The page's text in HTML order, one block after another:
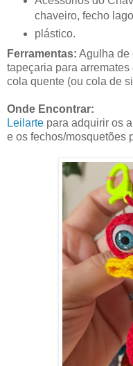
chaveiro, fecho
plástico.
Ferramentas: Agulha de
tapeçaria para arremates
cola quente (ou cola de
Onde Encontrar:
Leilarte para adquirir os
e os fechos/mosquetões